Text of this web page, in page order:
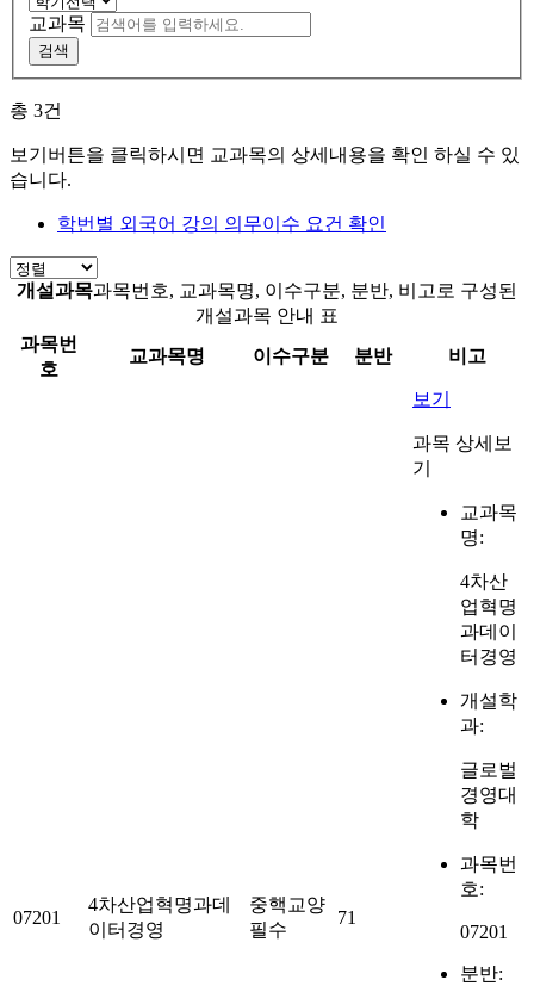
교과목
검색
총 3건
보기버튼을 클릭하시면 교과목의 상세내용을 확인 하실 수 있
습니다.
학번별 외국어 강의 의무이수 요건 확인
개설과목과목번호, 교과목명, 이수구분, 분반, 비고로 구성된
개설과목 안내 표
과목번
호
교과목명 이수구분 분반 비고
07201
4차산업혁명과데
이터경영
중핵교양
필수
71
보기
과목 상세보
기
교과목
명:
4차산
업혁명
과데이
터경영
개설학
과:
글로벌
경영대
학
과목번
호:
07201
분반: